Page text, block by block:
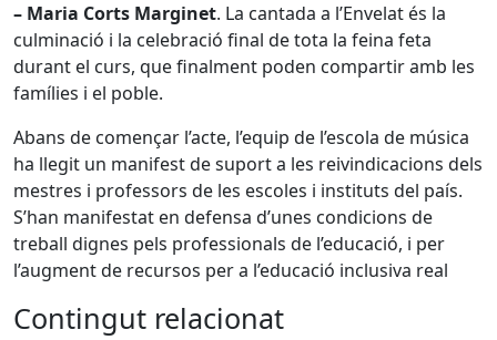
– Maria Corts Marginet. La cantada a l’Envelat és la
culminació i la celebració final de tota la feina feta
durant el curs, que finalment poden compartir amb les
famílies i el poble.
Abans de començar l’acte, l’equip de l’escola de música
ha llegit un manifest de suport a les reivindicacions dels
mestres i professors de les escoles i instituts del país.
S’han manifestat en defensa d’unes condicions de
treball dignes pels professionals de l’educació, i per
l’augment de recursos per a l’educació inclusiva real
Contingut relacionat